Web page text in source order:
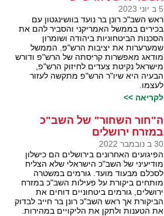
5 ב יוני 2023
ראש השב"כ רונן בר נועד בוושינגטון עם
בכירים בממשל האמריקני והסביר להם את
הסכנות הביטחוניות ביהודה ושומרון
שמערערות את יציבות הרש"פ. הממשל
מודאג מאפשרות קריסתה של הרש"פ ודורש
מישראל נקיטת צעדים לחיזוק הרש"פ,
הבעיה היא שיו"ר הרש"פ מתקשה לעזור
לעצמו.
לקריאה >>
ה"חור השחור" של השב"כ
במזרח ירושלים
30 ב נובמבר 2022
הפיגועים האחרונים בירושלים הם כישלון
מודיעיני של השב"כ הישראלי שלא הצליח
לסכלם מבעוד מועד. גורמים במשטרה
מותחים ביקורת על פעילות השב"כ במזרח
ירושלים, גורמים ביטחוניים דוחים את
הביקורת אך ראש השב"כ רונן בר חייב לבדוק
את הטענות ולתקן את הליקויים במהירות.